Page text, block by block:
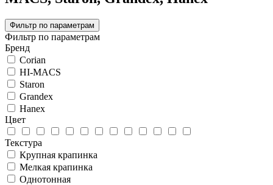
Фильтр по параметрам
Фильтр по параметрам
Бренд
Corian
HI-MACS
Staron
Grandex
Hanex
Цвет
Текстура
Крупная крапинка
Мелкая крапинка
Однотонная